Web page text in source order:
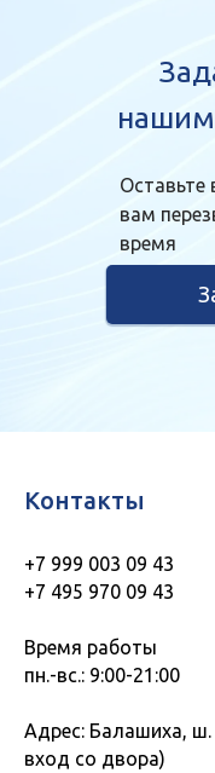
нашим
вам
время
Контакты
+7 999 003 09 43
+7 495 970 09 43
Время работы
пн.-вс.: 9:00-21:00
Адрес: Балашиха, ш.
вход со двора)